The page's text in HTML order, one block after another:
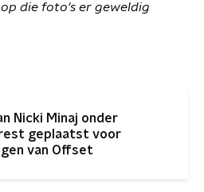
die foto's er geweldig
Nicki Minaj onder
geplaatst voor
van Offset